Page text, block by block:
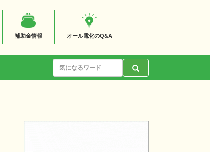
補助金情報 オール電化のQ&A